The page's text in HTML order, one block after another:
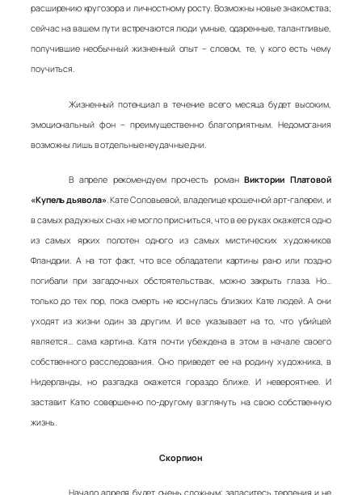
расширению кругозора и личностному росту. Возможны новые знакомства;
сейчас на вашем пути встречаются люди умные, одаренные, талантливые,
получившие необычный жизненный опыт – словом, те, у кого есть чему
поучиться.
Жизненный потенциал в течение всего месяца будет высоким,
эмоциональный фон – преимущественно благоприятным. Недомогания
возможны лишь в отдельные неудачные дни.
В апреле рекомендуем прочесть роман Виктории Платовой
«Купель дьявола». Кате Соловьевой, владелице крошечной арт-галереи, и
в самых радужных снах не могло присниться, что в ее руках окажется одно
из самых ярких полотен одного из самых мистических художников
Фландрии. А на тот факт, что все обладатели картины рано или поздно
погибали при загадочных обстоятельствах, можно закрыть глаза. Но…
только до тех пор, пока смерть не коснулась близких Кате людей. А они
уходят из жизни один за другим. И все указывает на то, что убийцей
является… сама картина. Катя почти убеждена в этом в начале своего
собственного расследования. Оно приведет ее на родину художника, в
Нидерланды, но разгадка окажется гораздо ближе. И невероятнее. И
заставит Катю совершенно по-другому взглянуть на свою собственную
жизнь.
Скорпион